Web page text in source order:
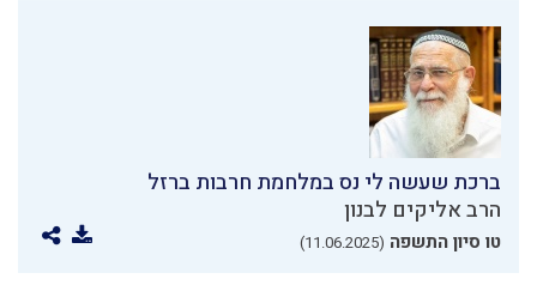
ברכת שעשה לי נס במלחמת חרבות ברזל
הרב אליקים לבנון
טו סיון התשפה (11.06.2025)